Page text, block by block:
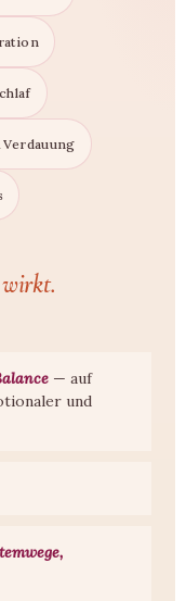
— auf
und